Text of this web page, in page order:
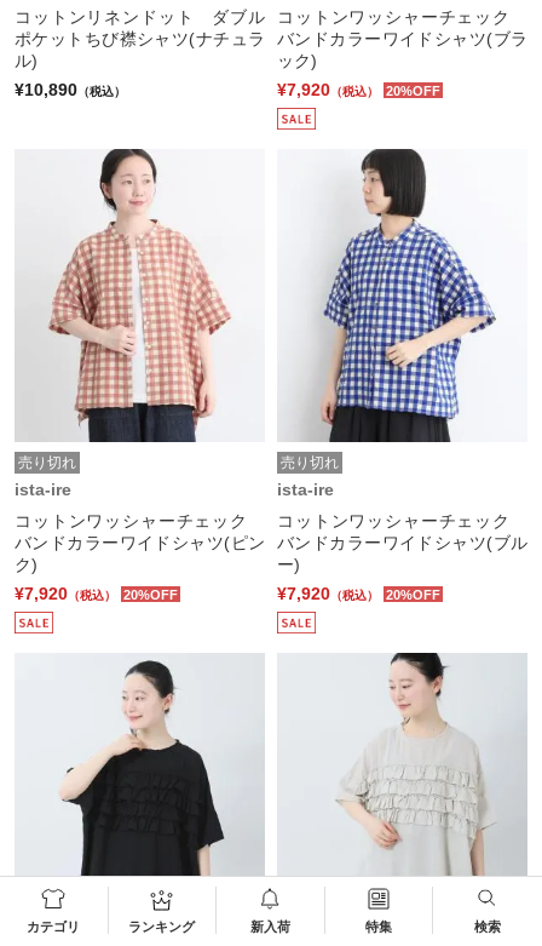
カテゴリ ランキング 新入荷 特集 検索
コットンリネンドット ダブル
ポケットちび襟シャツ(ナチュラ
ル)
¥10,890 （税込）
コットンワッシャーチェック
バンドカラーワイドシャツ(ブラ
ック)
¥7,920 （税込） 20%OFF
売り切れ
ista-ire
コットンワッシャーチェック
バンドカラーワイドシャツ(ピン
ク)
¥7,920 （税込） 20%OFF
売り切れ
ista-ire
コットンワッシャーチェック
バンドカラーワイドシャツ(ブル
ー)
¥7,920 （税込） 20%OFF